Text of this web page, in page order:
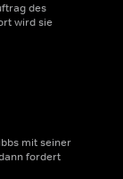
des
wird sie
mit seiner
fordert